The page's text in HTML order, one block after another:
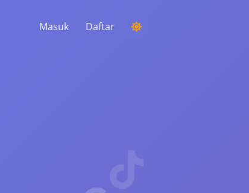
Masuk Daftar